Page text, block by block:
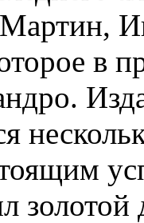
в
золотой